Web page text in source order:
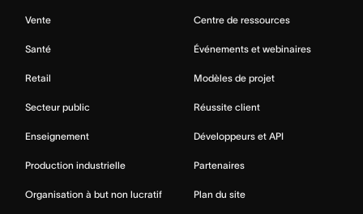
Vente
Santé
Retail
Secteur public
Enseignement
Production industrielle
Organisation à but non lucratif
Centre de ressources
Événements et webinaires
Modèles de projet
Réussite client
Développeurs et API
Partenaires
Plan du site